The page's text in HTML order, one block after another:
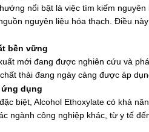
nổi bật là việc tìm kiếm
nguyên liệu hóa thạch. Điều
bền vững
mới đang được nghiên cứu và
thải đang ngày càng được áp
ứng dụng
biệt, Alcohol Ethoxylate có khả
ngành công nghiệp khác, từ y tế